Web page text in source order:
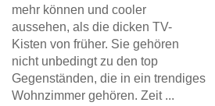
mehr können und cooler
aussehen, als die dicken TV-
Kisten von früher. Sie gehören
nicht unbedingt zu den top
Gegenständen, die in ein trendiges
Wohnzimmer gehören. Zeit ...